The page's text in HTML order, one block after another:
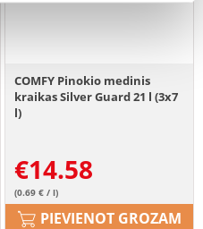
COMFY Pinokio medinis
kraikas Silver Guard 21 l (3x7
l)
€14.58
(0.69 € / l)
PIEVIENOT GROZAM